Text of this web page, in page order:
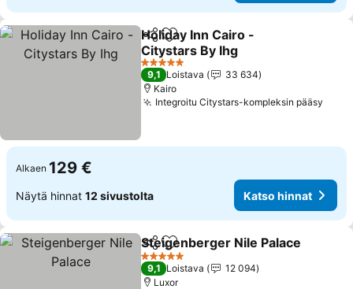
Jaa Lisää suosikkeihin
Holiday Inn Cairo -
Citystars By Ihg
Katso hinnat
5 Tähtiluokitus
9,1 Loistava
33 634
Kairo
Integroitu Citystars-kompleksin pääsy
Alkaen 129 €
Näytä hinnat 12 sivustolta Katso hinnat
Jaa Lisää suosikkeihin
Steigenberger Nile Palace
5 Tähtiluokitus
9,1 Loistava
12 094
Luxor